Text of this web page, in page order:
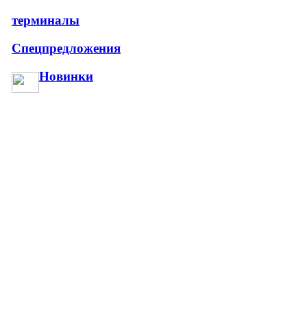
терминалы
Спецпредложения
Новинки